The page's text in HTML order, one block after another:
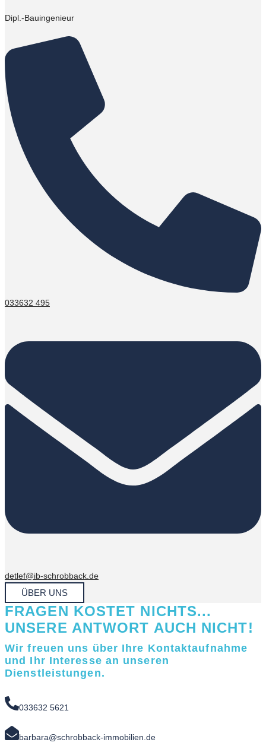
Dipl.-Bauingenieur
033632 495
detlef@ib-schrobback.de
ÜBER UNS
FRAGEN KOSTET NICHTS...
UNSERE ANTWORT AUCH NICHT!
Wir freuen uns über Ihre Kontaktaufnahme
und Ihr Interesse an unseren
Dienstleistungen.
033632 5621
barbara@schrobback-immobilien.de